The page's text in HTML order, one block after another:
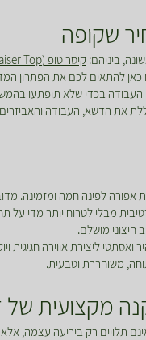
שקופה
ביניהם: קיסר טופ (Kaiser Top)
כאן להתאים לכם את הפתרון
בכדי שלא תופתעו
את הדשא, העבודה והאביזרים
לפינה חמה ומזמינה.
מבלי לטרוח יותר מדי
חיצוני מושלם.
ואסתטי ליצירת אווירה
משוחררת וטבעית.
מקצועית של
תלויים רק ביריעה עצמה,